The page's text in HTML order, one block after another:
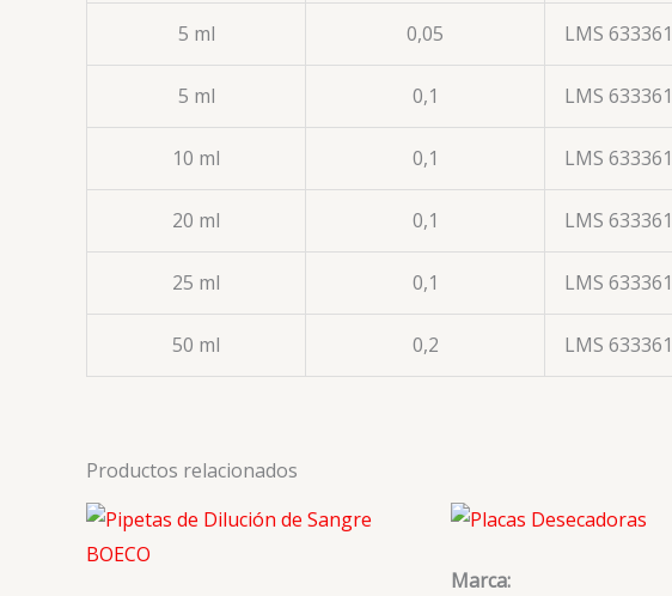
5 ml 0,05 LMS
5 ml 0,1 LMS
10 ml 0,1 LMS
20 ml 0,1 LMS
25 ml 0,1 LMS
50 ml 0,2 LMS
Productos relacionados
Marca: